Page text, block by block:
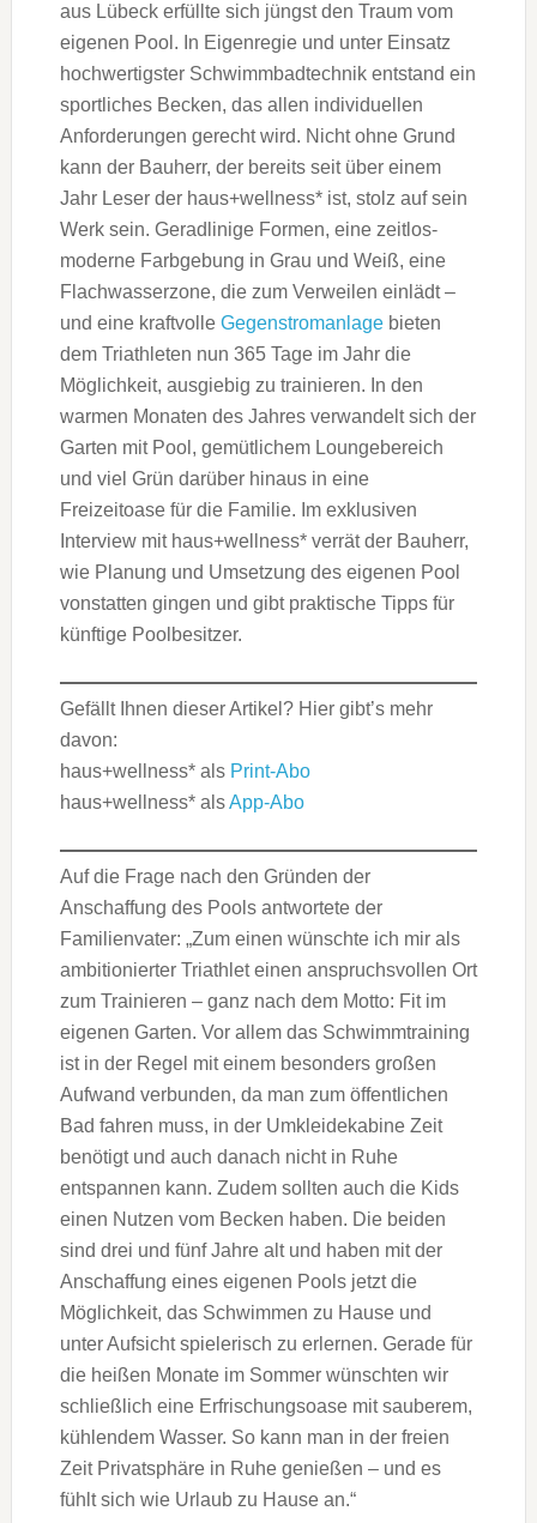
aus Lübeck erfüllte sich jüngst den Traum vom
eigenen Pool. In Eigenregie und unter Einsatz
hochwertigster Schwimmbadtechnik entstand ein
sportliches Becken, das allen individuellen
Anforderungen gerecht wird. Nicht ohne Grund
kann der Bauherr, der bereits seit über einem
Jahr Leser der haus+wellness* ist, stolz auf sein
Werk sein. Geradlinige Formen, eine zeitlos-
moderne Farbgebung in Grau und Weiß, eine
Flachwasserzone, die zum Verweilen einlädt –
und eine kraftvolle Gegenstromanlagebieten
dem Triathleten nun 365 Tage im Jahr die
Möglichkeit, ausgiebig zu trainieren. In den
warmen Monaten des Jahres verwandelt sich der
Garten mit Pool, gemütlichem Loungebereich
und viel Grün darüber hinaus in eine
Freizeitoase für die Familie. Im exklusiven
Interview mit haus+wellness* verrät der Bauherr,
wie Planung und Umsetzung des eigenen Pool
vonstatten gingen und gibt praktische Tipps für
künftige Poolbesitzer.
Gefällt Ihnen dieser Artikel? Hier gibt’s mehr
davon:
haus+wellness* als Print-Abo
haus+wellness* alsApp-Abo
Auf die Frage nach den Gründen der
Anschaffung des Pools antwortete der
Familienvater: „Zum einen wünschte ich mir als
ambitionierter Triathlet einen anspruchsvollen Ort
zum Trainieren – ganz nach dem Motto: Fit im
eigenen Garten. Vor allem das Schwimmtraining
ist in der Regel mit einem besonders großen
Aufwand verbunden, da man zum öffentlichen
Bad fahren muss, in der Umkleidekabine Zeit
benötigt und auch danach nicht in Ruhe
entspannen kann. Zudem sollten auch die Kids
einen Nutzen vom Becken haben. Die beiden
sind drei und fünf Jahre alt und haben mit der
Anschaffung eines eigenen Pools jetzt die
Möglichkeit, das Schwimmen zu Hause und
unter Aufsicht spielerisch zu erlernen. Gerade für
die heißen Monate im Sommer wünschten wir
schließlich eine Erfrischungsoase mit sauberem,
kühlendem Wasser. So kann man in der freien
Zeit Privatsphäre in Ruhe genießen – und es
fühlt sich wie Urlaub zu Hause an.“